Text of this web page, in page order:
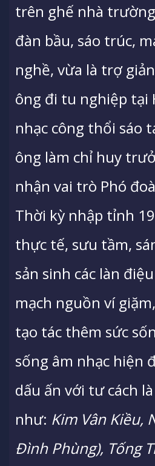
trên ghế nhà
đàn bầu, sáo trúc,
nghề, vừa là trợ
ông đi tu nghiệp tại
nhạc công thổi sáo
ông làm chỉ huy
nhận vai trò Phó
Thời kỳ nhập tỉnh
thực tế, sưu tầm,
sản sinh các làn
mạch nguồn ví
tạo tác thêm sức
sống âm nhạc hiện
dấu ấn với tư cách
như: Kim Vân Kiều,
Đình Phùng), Tống